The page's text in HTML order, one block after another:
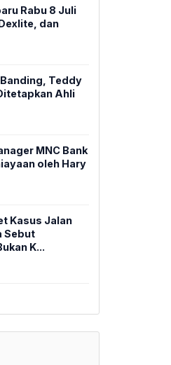
Rabu 8 Juli
dan
Teddy
Ahli
MNC Bank
oleh Hary
Kasus Jalan
Sebut
K...